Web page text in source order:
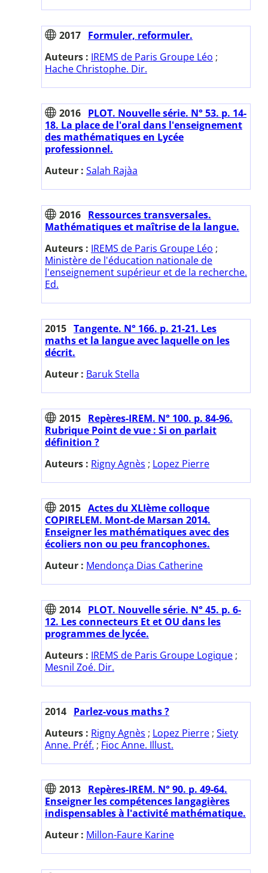
2017 Formuler, reformuler.
Auteurs : IREMS de Paris Groupe Léo ;
Hache Christophe. Dir.
2016 PLOT. Nouvelle série. N° 53. p. 14-
18. La place de l'oral dans l'enseignement
des mathématiques en Lycée
professionnel.
Auteur : Salah Rajàa
2016 Ressources transversales.
Mathématiques et maîtrise de la langue.
Auteurs : IREMS de Paris Groupe Léo ;
Ministère de l'éducation nationale de
l'enseignement supérieur et de la recherche.
Ed.
2015 Tangente. N° 166. p. 21-21. Les
maths et la langue avec laquelle on les
décrit.
Auteur : Baruk Stella
2015 Repères-IREM. N° 100. p. 84-96.
Rubrique Point de vue : Si on parlait
définition ?
Auteurs : Rigny Agnès ; Lopez Pierre
2015 Actes du XLIème colloque
COPIRELEM. Mont-de Marsan 2014.
Enseigner les mathématiques avec des
écoliers non ou peu francophones.
Auteur : Mendonça Dias Catherine
2014 PLOT. Nouvelle série. N° 45. p. 6-
12. Les connecteurs Et et OU dans les
programmes de lycée.
Auteurs : IREMS de Paris Groupe Logique ;
Mesnil Zoé. Dir.
2014 Parlez-vous maths ?
Auteurs : Rigny Agnès ; Lopez Pierre ; Siety
Anne. Préf. ; Fioc Anne. Illust.
2013 Repères-IREM. N° 90. p. 49-64.
Enseigner les compétences langagières
indispensables à l'activité mathématique.
Auteur : Millon-Faure Karine